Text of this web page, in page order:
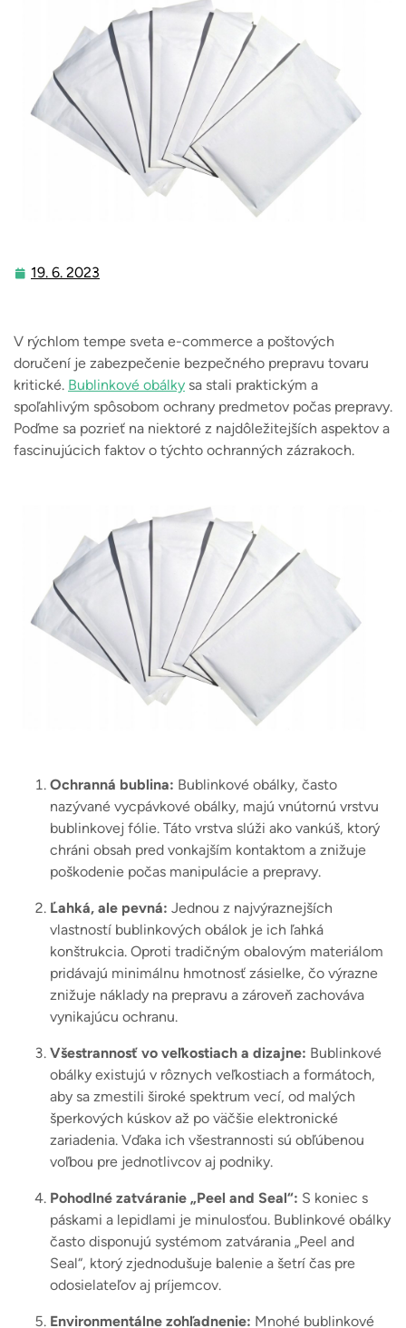
19. 6. 2023
V rýchlom tempe sveta e-commerce a poštových
doručení je zabezpečenie bezpečného prepravu tovaru
kritické. Bublinkové obálky sa stali praktickým a
spoľahlivým spôsobom ochrany predmetov počas prepravy.
Poďme sa pozrieť na niektoré z najdôležitejších aspektov a
fascinujúcich faktov o týchto ochranných zázrakoch.
Ochranná bublina: Bublinkové obálky, často
nazývané vycpávkové obálky, majú vnútornú vrstvu
bublinkovej fólie. Táto vrstva slúži ako vankúš, ktorý
chráni obsah pred vonkajším kontaktom a znižuje
poškodenie počas manipulácie a prepravy.
Ľahká, ale pevná: Jednou z najvýraznejších
vlastností bublinkových obálok je ich ľahká
konštrukcia. Oproti tradičným obalovým materiálom
pridávajú minimálnu hmotnosť zásielke, čo výrazne
znižuje náklady na prepravu a zároveň zachováva
vynikajúcu ochranu.
Všestrannosť vo veľkostiach a dizajne: Bublinkové
obálky existujú v rôznych veľkostiach a formátoch,
aby sa zmestili široké spektrum vecí, od malých
šperkových kúskov až po väčšie elektronické
zariadenia. Vďaka ich všestrannosti sú obľúbenou
voľbou pre jednotlivcov aj podniky.
Pohodlné zatváranie „Peel and Seal“: S koniec s
páskami a lepidlami je minulosťou. Bublinkové obálky
často disponujú systémom zatvárania „Peel and
Seal“, ktorý zjednodušuje balenie a šetrí čas pre
odosielateľov aj príjemcov.
Environmentálne zohľadnenie: Mnohé bublinkové